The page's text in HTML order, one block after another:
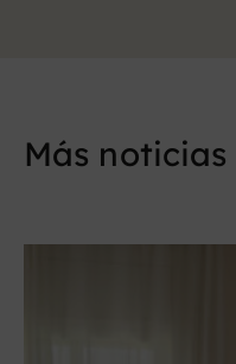
Más noticias